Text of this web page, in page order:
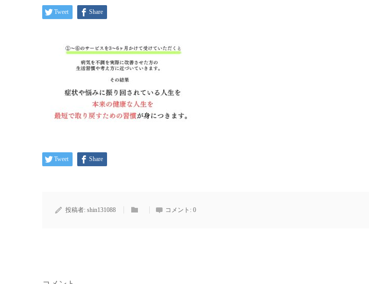
Tweet Share
Tweet Share
投稿者: shin131088 コメント: 0